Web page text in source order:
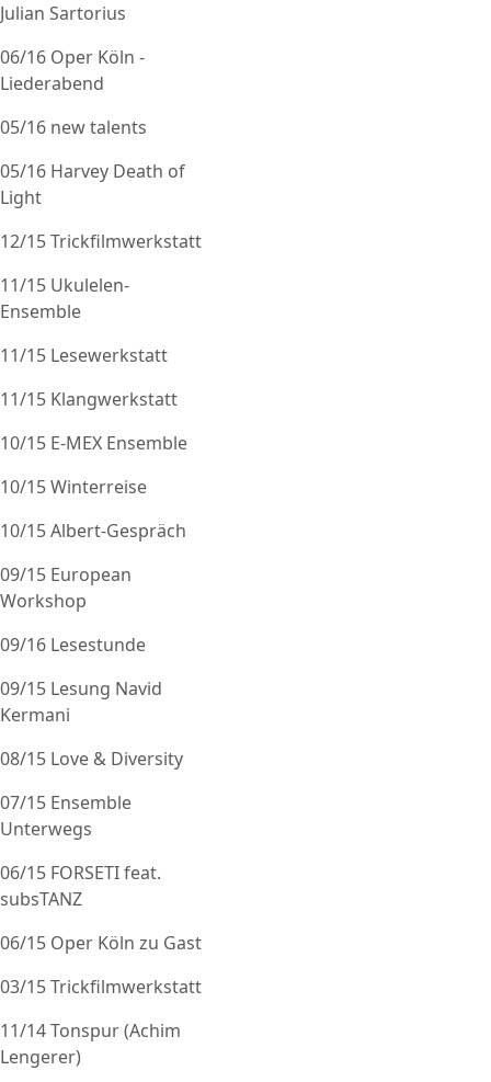
Julian Sartorius
06/16 Oper Köln -
Liederabend
05/16 new talents
05/16 Harvey Death of
Light
12/15 Trickfilmwerkstatt
11/15 Ukulelen-
Ensemble
11/15 Lesewerkstatt
11/15 Klangwerkstatt
10/15 E-MEX Ensemble
10/15 Winterreise
10/15 Albert-Gespräch
09/15 European
Workshop
09/16 Lesestunde
09/15 Lesung Navid
Kermani
08/15 Love & Diversity
07/15 Ensemble
Unterwegs
06/15 FORSETI feat.
subsTANZ
06/15 Oper Köln zu Gast
03/15 Trickfilmwerkstatt
11/14 Tonspur (Achim
Lengerer)